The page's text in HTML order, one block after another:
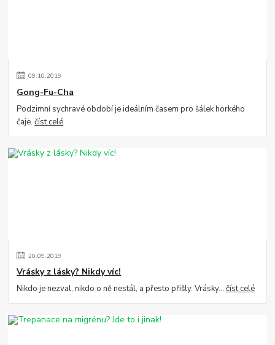
09.10.2019
Gong-Fu-Cha
Podzimní sychravé období je ideálním časem pro šálek horkého
čaje.číst celé
20.09.2019
Vrásky z lásky? Nikdy víc!
Nikdo je nezval, nikdo o ně nestál, a přesto přišly. Vrásky…číst celé